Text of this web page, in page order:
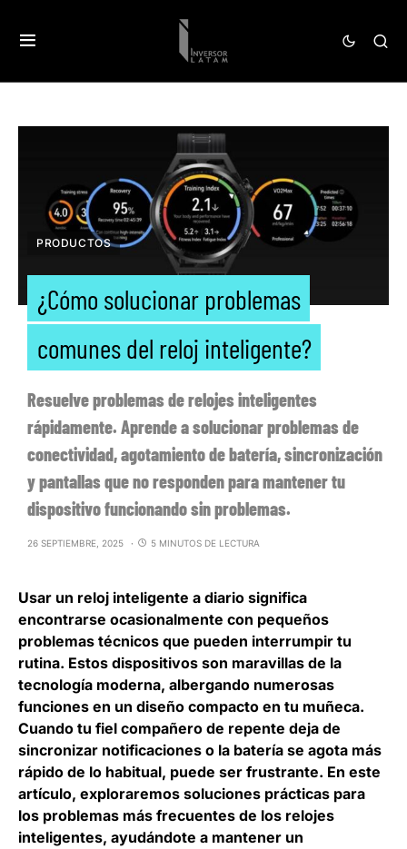
PRODUCTOS
¿Cómo solucionar problemas
comunes del reloj inteligente?
Resuelve problemas de relojes inteligentes
rápidamente. Aprende a solucionar problemas de
conectividad, agotamiento de batería, sincronización
y pantallas que no responden para mantener tu
dispositivo funcionando sin problemas.
26 SEPTIEMBRE, 2025 5 MINUTOS DE LECTURA
Usar un reloj inteligente a diario significa
encontrarse ocasionalmente con pequeños
problemas técnicos que pueden interrumpir tu
rutina. Estos dispositivos son maravillas de la
tecnología moderna, albergando numerosas
funciones en un diseño compacto en tu muñeca.
Cuando tu fiel compañero de repente deja de
sincronizar notificaciones o la batería se agota más
rápido de lo habitual, puede ser frustrante. En este
artículo, exploraremos soluciones prácticas para
los problemas más frecuentes de los relojes
inteligentes, ayudándote a mantener un